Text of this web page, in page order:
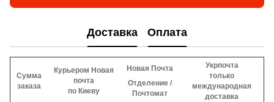
Доставка Оплата
Сумма
заказа
Курьером Новая
почта
по Киеву
Новая Почта
Отделение /
Почтомат
Укрпочта
только
международная
доставка